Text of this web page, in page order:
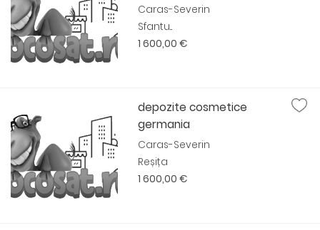
Caras-Severin
Sfantu...
1 600,00 €
depozite cosmetice
germania
Caras-Severin
Reșița
1 600,00 €